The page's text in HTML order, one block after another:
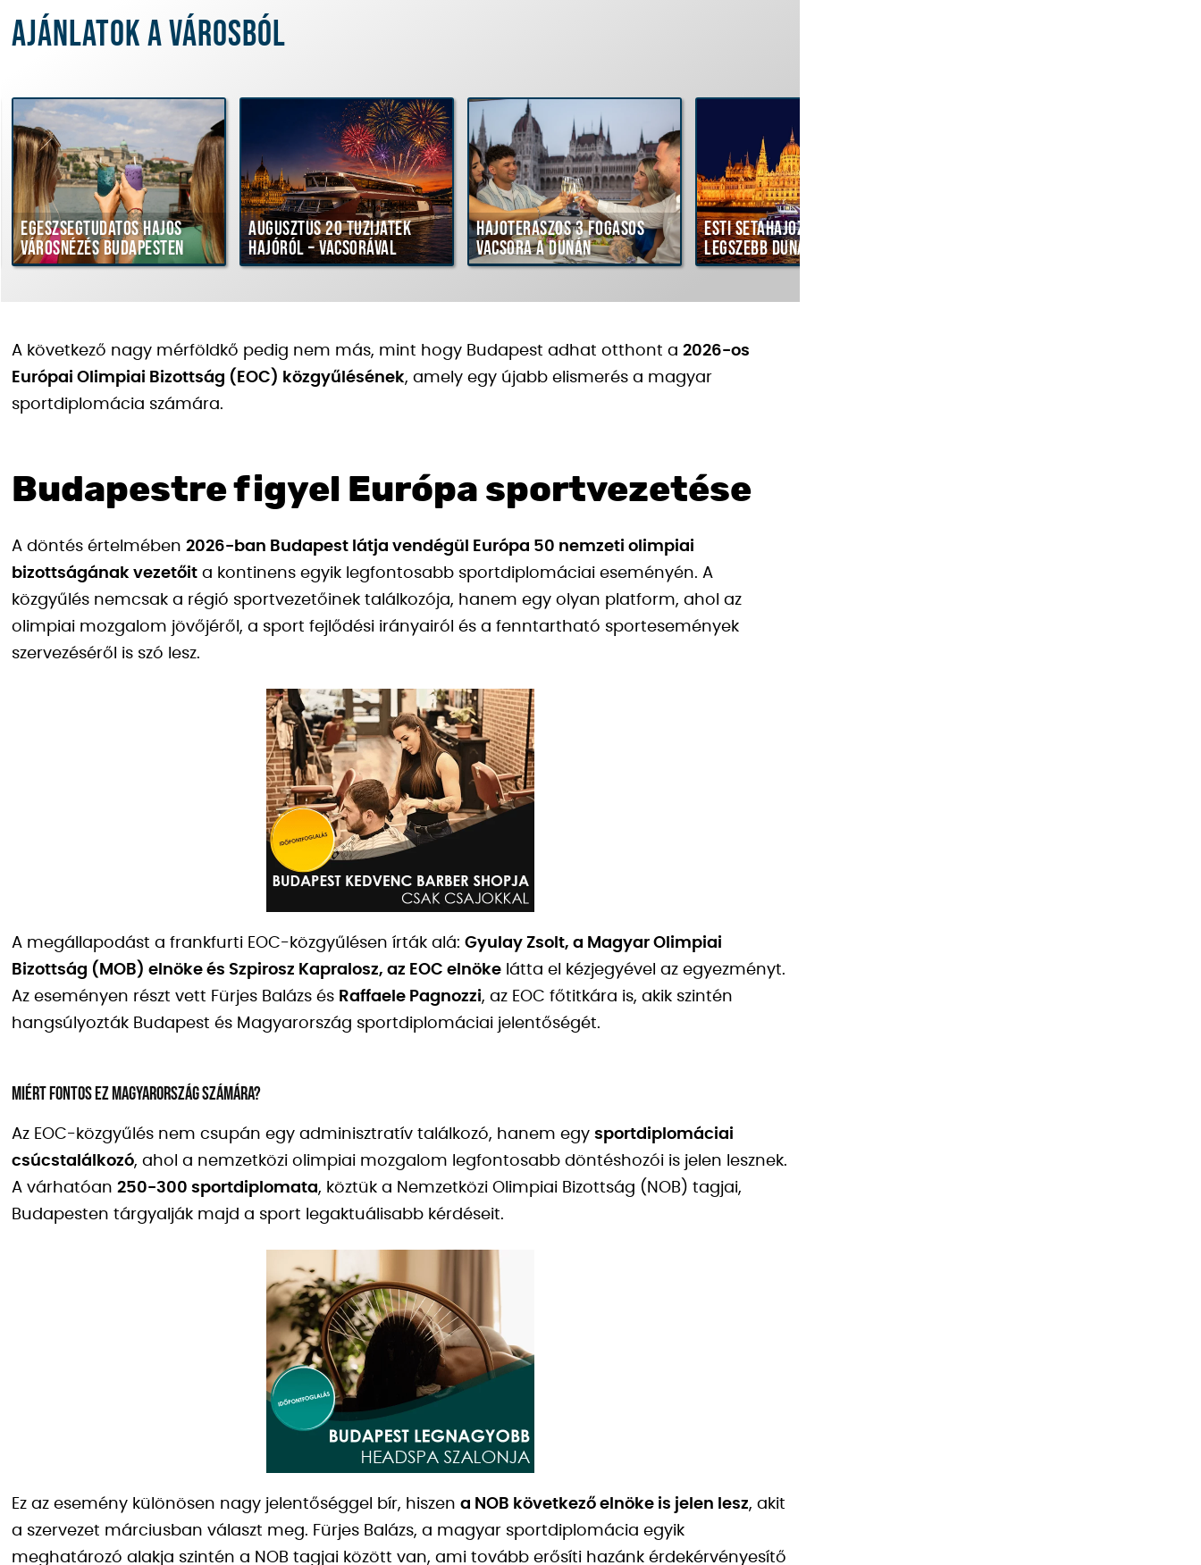
Ajánlatok a városból
Egészségtudatos hajós
városnézés Budapesten
Augusztus 20 tűzijáték
hajóról – vacsorával
Hajóteraszos 3 fogásos
vacsora a Dunán
Esti sétahajózás Budapest
legszebb dunai szakaszán
A következő nagy mérföldkő pedig nem más, mint hogy Budapest adhat otthont a 2026-os
Európai Olimpiai Bizottság (EOC) közgyűlésének, amely egy újabb elismerés a magyar
sportdiplomácia számára.
Budapestre figyel Európa sportvezetése
A döntés értelmében 2026-ban Budapest látja vendégül Európa 50 nemzeti olimpiai
bizottságának vezetőit a kontinens egyik legfontosabb sportdiplomáciai eseményén. A
közgyűlés nemcsak a régió sportvezetőinek találkozója, hanem egy olyan platform, ahol az
olimpiai mozgalom jövőjéről, a sport fejlődési irányairól és a fenntartható sportesemények
szervezéséről is szó lesz.
A megállapodást a frankfurti EOC-közgyűlésen írták alá: Gyulay Zsolt, a Magyar Olimpiai
Bizottság (MOB) elnöke és Szpirosz Kapralosz, az EOC elnöke látta el kézjegyével az egyezményt.
Az eseményen részt vett Fürjes Balázs és Raffaele Pagnozzi, az EOC főtitkára is, akik szintén
hangsúlyozták Budapest és Magyarország sportdiplomáciai jelentőségét.
Miért fontos ez Magyarország számára?
Az EOC-közgyűlés nem csupán egy adminisztratív találkozó, hanem egy sportdiplomáciai
csúcstalálkozó, ahol a nemzetközi olimpiai mozgalom legfontosabb döntéshozói is jelen lesznek.
A várhatóan 250-300 sportdiplomata, köztük a Nemzetközi Olimpiai Bizottság (NOB) tagjai,
Budapesten tárgyalják majd a sport legaktuálisabb kérdéseit.
Ez az esemény különösen nagy jelentőséggel bír, hiszen a NOB következő elnöke is jelen lesz, akit
a szervezet márciusban választ meg. Fürjes Balázs, a magyar sportdiplomácia egyik
meghatározó alakja szintén a NOB tagjai között van, ami tovább erősíti hazánk érdekérvényesítő